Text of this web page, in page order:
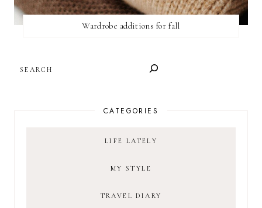
Wardrobe additions for fall
CATEGORIES
LIFE LATELY
MY STYLE
TRAVEL DIARY